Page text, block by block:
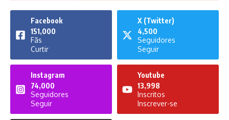
Facebook
151,000
Fãs
Curtir
X (Twitter)
4,500
Seguidores
Seguir
Instagram
74,000
Seguidores
Seguir
Youtube
13,998
Inscritos
Inscrever-se